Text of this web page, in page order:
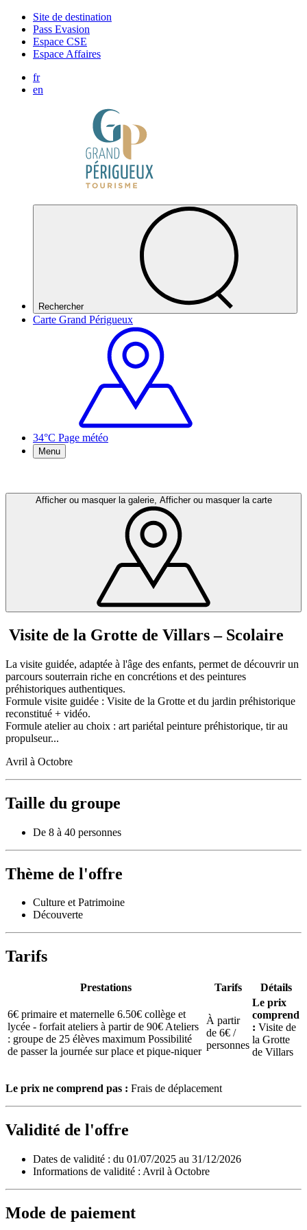
Site de destination
Pass Evasion
Espace CSE
Espace Affaires
fr
en
Rechercher
Carte Grand Périgueux
34°C Page météo
Menu
Afficher ou masquer la galerie, Afficher ou masquer la carte
Visite de la Grotte de Villars – Scolaire
La visite guidée, adaptée à l'âge des enfants, permet de découvrir un
parcours souterrain riche en concrétions et des peintures
préhistoriques authentiques.
Formule visite guidée : Visite de la Grotte et du jardin préhistorique
reconstitué + vidéo.
Formule atelier au choix : art pariétal peinture préhistorique, tir au
propulseur...
Avril à Octobre
Taille du groupe
De 8 à 40 personnes
Thème de l'offre
Culture et Patrimoine
Découverte
Tarifs
Prestations Tarifs Détails
6€ primaire et maternelle 6.50€ collège et
lycée - forfait ateliers à partir de 90€ Ateliers
: groupe de 25 élèves maximum Possibilité
de passer la journée sur place et pique-niquer
À partir
de 6€ /
personnes
Le prix
comprend
: Visite de
la Grotte
de Villars
Le prix ne comprend pas : Frais de déplacement
Validité de l'offre
Dates de validité : du 01/07/2025 au 31/12/2026
Informations de validité : Avril à Octobre
Mode de paiement